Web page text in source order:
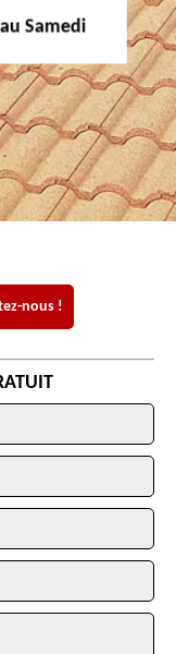
Samedi
nous !